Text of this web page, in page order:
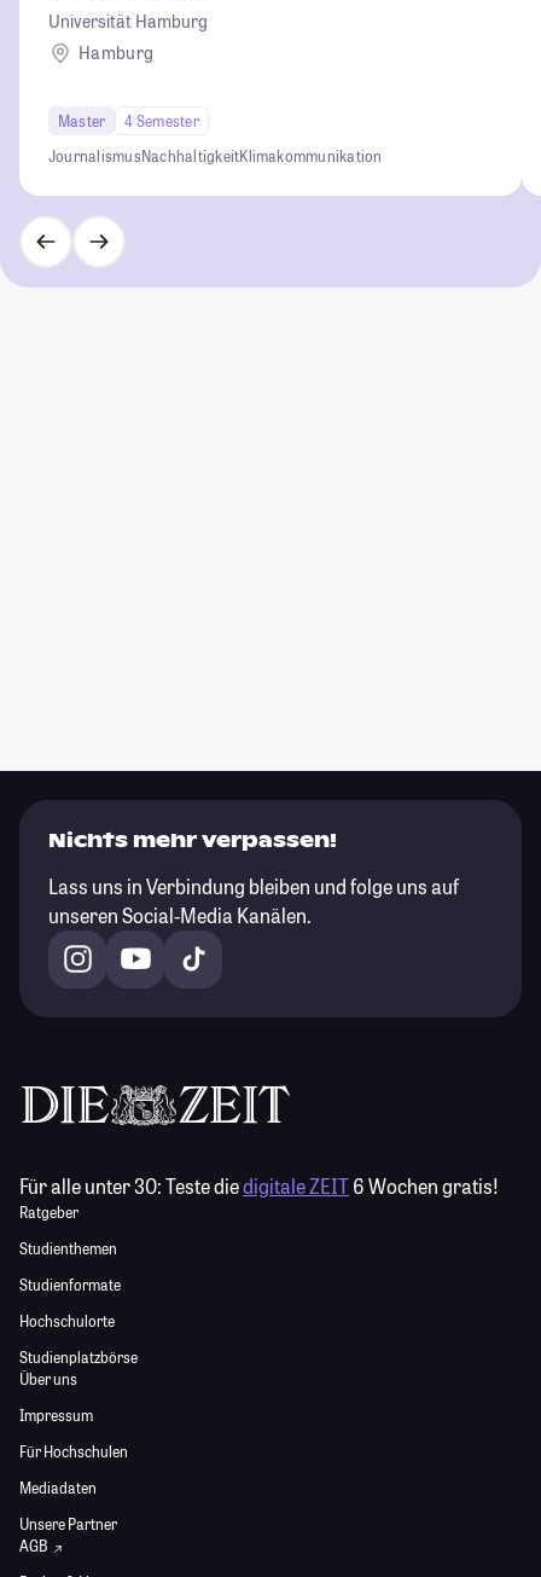
Universität Hamburg
Hamburg
Master
4 Semester
JournalismusNachhaltigkeitKlimakommunikation
Nichts mehr verpassen!
Lass uns in Verbindung bleiben und folge uns auf
unseren Social-Media Kanälen.
Für alle unter 30:Teste diedigitale ZEIT6 Wochen gratis!
Ratgeber
Studienthemen
Studienformate
Hochschulorte
Studienplatzbörse
Über uns
Impressum
Für Hochschulen
Mediadaten
Unsere Partner
AGB